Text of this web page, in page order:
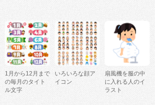
1月から12月まで
の毎月のタイト
ル文字
いろいろな顔ア
イコン
扇風機を服の中
に入れる人のイ
ラスト